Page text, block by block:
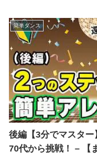
簡単ダンス
後編【3分でマスター
70代から挑戦！ – 【